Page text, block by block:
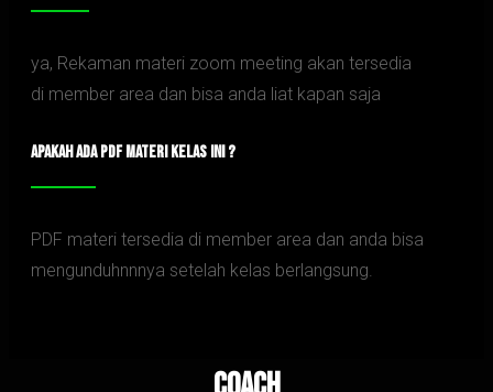
ya, Rekaman materi zoom meeting akan tersedia
di member area dan bisa anda liat kapan saja
APAKAH ADA PDF MATERI KELAS INI ?
PDF materi tersedia di member area dan anda bisa
mengunduhnnnya setelah kelas berlangsung.